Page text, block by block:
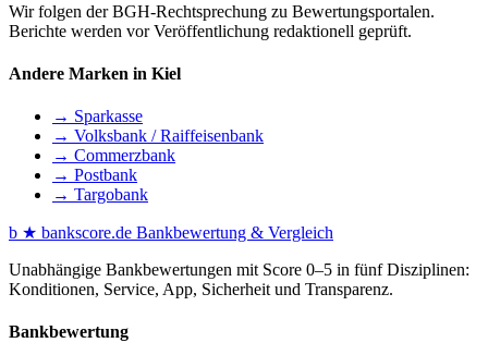
Wir folgen der BGH-Rechtsprechung zu Bewertungsportalen.
Berichte werden vor Veröffentlichung redaktionell geprüft.
Andere Marken in Kiel
→ Sparkasse
→ Volksbank / Raiffeisenbank
→ Commerzbank
→ Postbank
→ Targobank
b ★ bankscore.de Bankbewertung & Vergleich
Unabhängige Bankbewertungen mit Score 0–5 in fünf Disziplinen:
Konditionen, Service, App, Sicherheit und Transparenz.
Bankbewertung